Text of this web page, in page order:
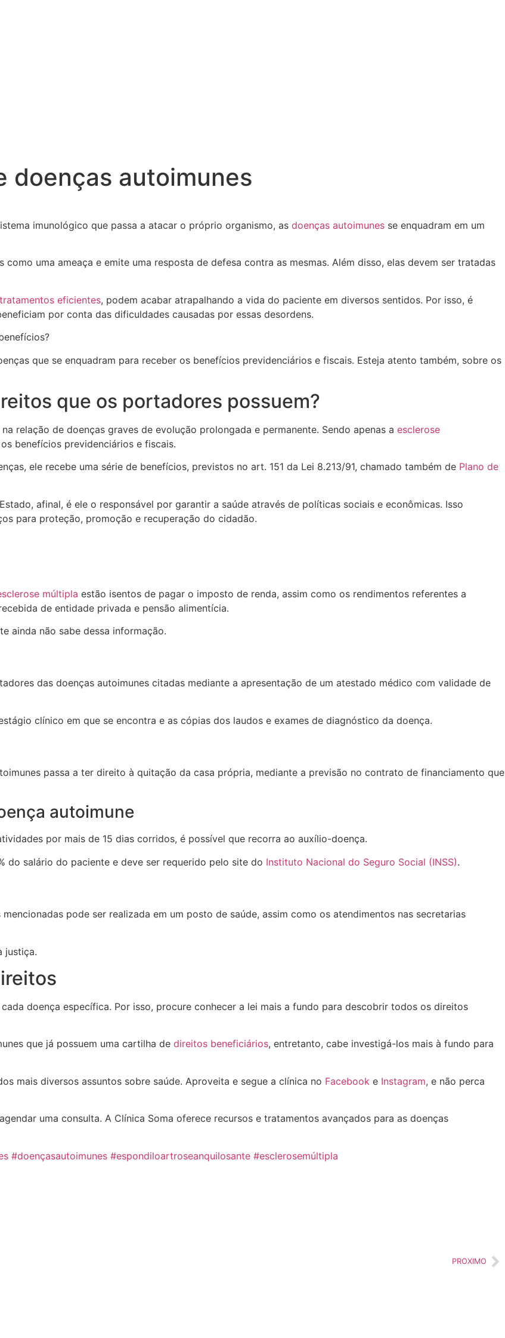
doenças autoimunes
imunológico que passa a atacar o próprio organismo, as doenças autoimunes se enquadram em um
uma ameaça e emite uma resposta de defesa contra as mesmas. Além disso, elas devem ser tratadas
tratamentos eficientes, podem acabar atrapalhando a vida do paciente em diversos sentidos. Por isso, é
por conta das dificuldades causadas por essas desordens.
que se enquadram para receber os benefícios previdenciários e fiscais. Esteja atento também, sobre os
que os portadores possuem?
na relação de doenças graves de evolução prolongada e permanente. Sendo apenas a esclerose
benefícios previdenciários e fiscais.
ele recebe uma série de benefícios, previstos no art. 151 da Lei 8.213/91, chamado também de Plano de
afinal, é ele o responsável por garantir a saúde através de políticas sociais e econômicas. Isso
para proteção, promoção e recuperação do cidadão.
múltipla estão isentos de pagar o imposto de renda, assim como os rendimentos referentes a
de entidade privada e pensão alimentícia.
ainda não sabe dessa informação.
das doenças autoimunes citadas mediante a apresentação de um atestado médico com validade de
clínico em que se encontra e as cópias dos laudos e exames de diagnóstico da doença.
passa a ter direito à quitação da casa própria, mediante a previsão no contrato de financiamento que
autoimune
por mais de 15 dias corridos, é possível que recorra ao auxílio-doença.
do salário do paciente e deve ser requerido pelo site do Instituto Nacional do Seguro Social (INSS).
pode ser realizada em um posto de saúde, assim como os atendimentos nas secretarias
justiça.
doença específica. Por isso, procure conhecer a lei mais a fundo para descobrir todos os direitos
que já possuem uma cartilha de direitos beneficiários, entretanto, cabe investigá-los mais à fundo para
mais diversos assuntos sobre saúde. Aproveita e segue a clínica no Facebook e Instagram, e não perca
uma consulta. A Clínica Soma oferece recursos e tratamentos avançados para as doenças
#doençasautoimunes #espondiloartroseanquilosante #esclerosemúltipla
PROXIMO